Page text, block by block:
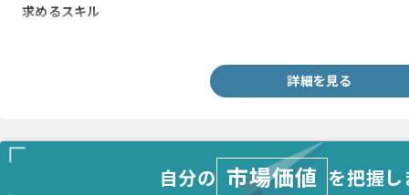
求めるスキル
詳細を見る
自分の 市場価値 を把握